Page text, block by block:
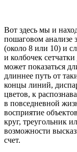
Вот здесь мы и
пошаговом анализе
(около 8 или 10) и
и колбочек
может показаться
длиннее путь от
концы линий,
цветов, к
в повседневной
восприятие
круг, треугольник
возможности
счет.